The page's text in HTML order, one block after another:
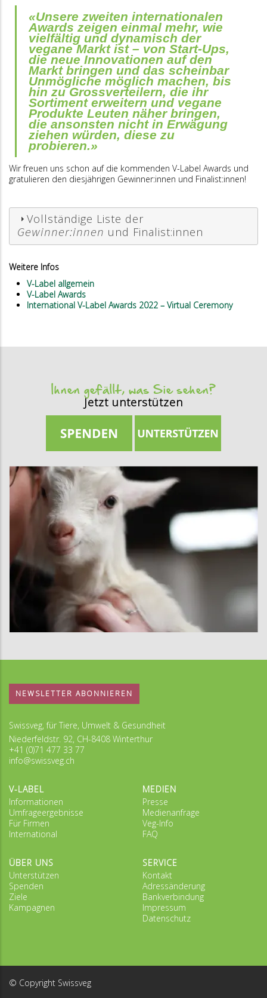
«Unsere zweiten internationalen
Awards zeigen einmal mehr, wie
vielfältig und dynamisch der
vegane Markt ist – von Start-Ups,
die neue Innovationen auf den
Markt bringen und das scheinbar
Unmögliche möglich machen, bis
hin zu Grossverteilern, die ihr
Sortiment erweitern und vegane
Produkte Leuten näher bringen,
die ansonsten nicht in Erwägung
ziehen würden, diese zu
probieren.»
Wir freuen uns schon auf die kommenden V-Label Awards und
gratulieren den diesjährigen Gewinner:innen und Finalist:innen!
Vollständige Liste der
Gewinner:innen und Finalist:innen
Weitere Infos
V-Label allgemein
V-Label Awards
International V-Label Awards 2022 – Virtual Ceremony
Ihnen gefällt, was Sie sehen?
Jetzt unterstützen
NEWSLETTER ABONNIEREN
Swissveg, für Tiere, Umwelt & Gesundheit
Niederfeldstr. 92, CH-8408 Winterthur
+41 (0)71 477 33 77
info@swissveg.ch
V-LABEL
Informationen
Umfrageergebnisse
Für Firmen
International
MEDIEN
Presse
Medienanfrage
Veg-Info
FAQ
ÜBER UNS
Unterstützen
Spenden
Ziele
Kampagnen
SERVICE
Kontakt
Adressänderung
Bankverbindung
Impressum
Datenschutz
© Copyright Swissveg